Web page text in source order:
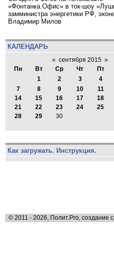
«Фонтанка.Офис» в ток-шоу
замминистра энергетики РФ,
Владимир Милов
КАЛЕНДАРЬ
« сентября 2015 »
Пн
Вт Ср Чт Пт
1
2 3 4
7
8 9 10 11
14
15 16 17 18
21
22 23 24 25
28
29 30
Как загружать. Инструкция.
© 2011 - 2026, Полит.Pro, создание